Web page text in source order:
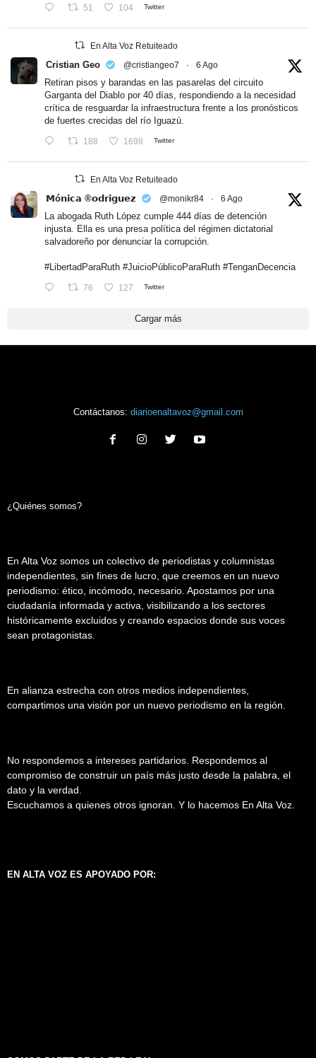
51 104 Twitter
En Alta Voz Retuiteado
Cristian Geo @cristiangeo7 · 6 Ago
Retiran pisos y barandas en las pasarelas del circuito
Garganta del Diablo por 40 días, respondiendo a la necesidad
crítica de resguardar la infraestructura frente a los pronósticos
de fuertes crecidas del río Iguazú.
188 1698 Twitter
En Alta Voz Retuiteado
𝗠ó𝗻𝗶𝗰𝗮 ®𝗼𝗱𝗿𝗶𝗴𝘂𝗲𝘇 @monikr84 · 6 Ago
La abogada Ruth López cumple 444 días de detención
injusta. Ella es una presa política del régimen dictatorial
salvadoreño por denunciar la corrupción.
#LibertadParaRuth #JuicioPúblicoParaRuth #TenganDecencia
76 127 Twitter
Cargar más
Contáctanos: diarioenaltavoz@gmail.com
¿Quiénes somos?
En Alta Voz somos un colectivo de periodistas y columnistas
independientes, sin fines de lucro, que creemos en un nuevo
periodismo: ético, incómodo, necesario. Apostamos por una
ciudadanía informada y activa, visibilizando a los sectores
históricamente excluidos y creando espacios donde sus voces
sean protagonistas.
En alianza estrecha con otros medios independientes,
compartimos una visión por un nuevo periodismo en la región.
No respondemos a intereses partidarios. Respondemos al
compromiso de construir un país más justo desde la palabra, el
dato y la verdad.
Escuchamos a quienes otros ignoran. Y lo hacemos En Alta Voz.
EN ALTA VOZ ES APOYADO POR: